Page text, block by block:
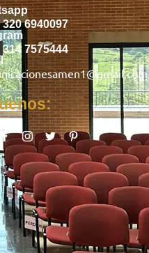
320 6940097
314 7575444